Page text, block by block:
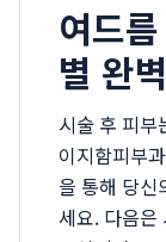
여드
별 완
시술 후 피부
이지함피부
을 통해 당
세요. 다음은